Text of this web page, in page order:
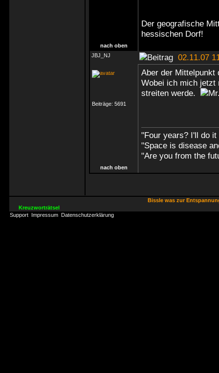
Der geografische
hessischen Dorf!
nach oben
JBJ_NJ
02.11.07
Beiträge: 5691
Aber der
Wobei ich mich jetzt
streiten werde.
"Four years? I'll do it
"Space is disease
"Are you from the
nach oben
Bissle was zur
Kreuzworträtsel
Support Impressum Datenschutzerklärung